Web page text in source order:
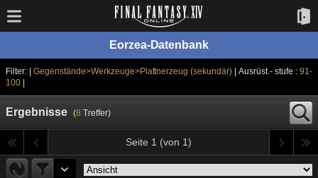
Eorzea-Datenbank
Filter: | Gegenstände>Werkzeuge>Plattnerzeug (sekundär) | Ausrüst.- stufe : 91-
100|
Ergebnisse (8 Treffer)
Seite 1 (von 1)